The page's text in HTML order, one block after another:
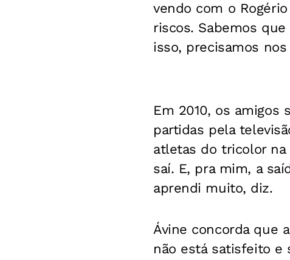
vendo com o
riscos. Sabemos
isso, precisamos nos
Em 2010, os amigos
partidas pela
atletas do tricolor na
saí. E, pra mim, a
aprendi muito, diz.
Ávine concorda que
não está satisfeito e